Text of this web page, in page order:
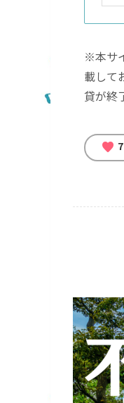
※本サ
載して
貸が終
favorite 7